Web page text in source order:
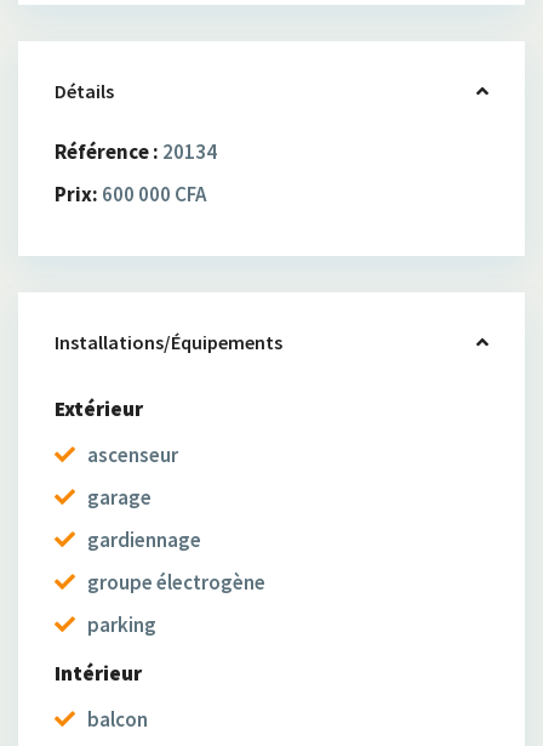
Détails
Référence : 20134
Prix: 600 000 CFA
Installations/Équipements
Extérieur
ascenseur
garage
gardiennage
groupe électrogène
parking
Intérieur
balcon